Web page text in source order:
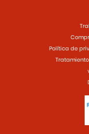
Política de